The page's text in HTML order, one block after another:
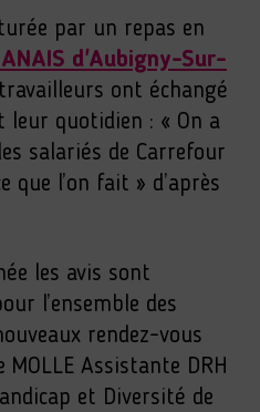
par un repas en
ANAIS d'Aubigny-Sur-
ont échangé
leur quotidien : « On a
salariés de Carrefour
que l’on fait » d’après
les avis sont
l’ensemble des
rendez-vous
Assistante DRH
et Diversité de